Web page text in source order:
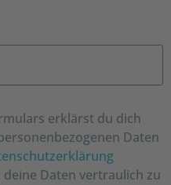
erklärst du dich
Daten
Daten vertraulich zu